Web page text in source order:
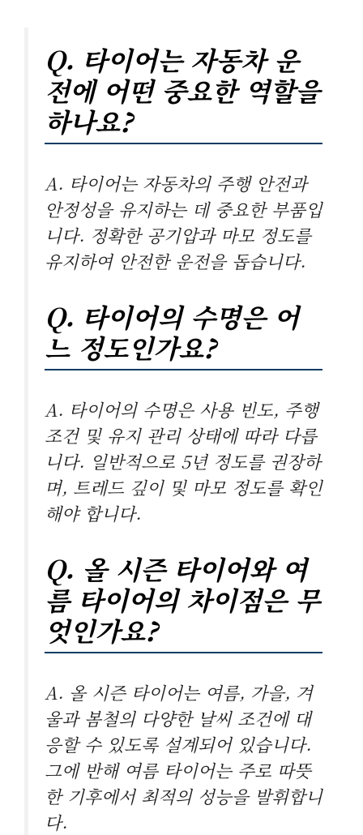
Q. 타이어는 자동차 운
전에 어떤 중요한 역할을
하나요?
A. 타이어는 자동차의 주행 안전과
안정성을 유지하는 데 중요한 부품입
니다. 정확한 공기압과 마모 정도를
유지하여 안전한 운전을 돕습니다.
Q. 타이어의 수명은 어
느 정도인가요?
A. 타이어의 수명은 사용 빈도, 주행
조건 및 유지 관리 상태에 따라 다릅
니다. 일반적으로 5년 정도를 권장하
며, 트레드 깊이 및 마모 정도를 확인
해야 합니다.
Q. 올 시즌 타이어와 여
름 타이어의 차이점은 무
엇인가요?
A. 올 시즌 타이어는 여름, 가을, 겨
울과 봄철의 다양한 날씨 조건에 대
응할 수 있도록 설계되어 있습니다.
그에 반해 여름 타이어는 주로 따뜻
한 기후에서 최적의 성능을 발휘합니
다.